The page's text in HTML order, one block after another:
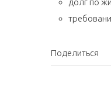
долг по
Поделиться